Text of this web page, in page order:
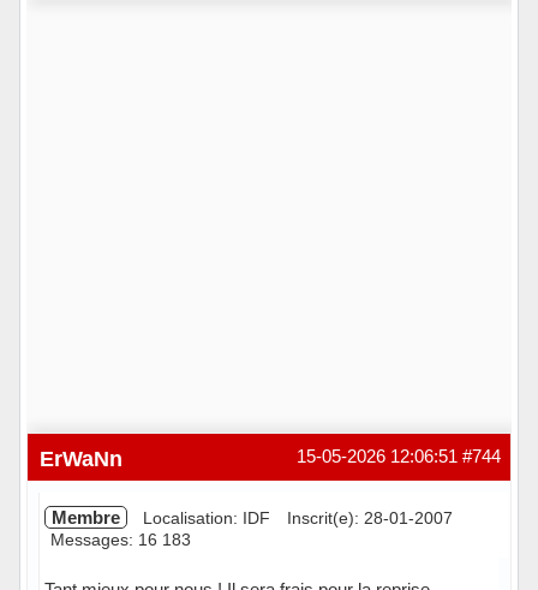
#744
15-05-2026 12:06:51
ErWaNn
Membre Localisation: IDF
Inscrit(e): 28-01-2007
Messages: 16 183